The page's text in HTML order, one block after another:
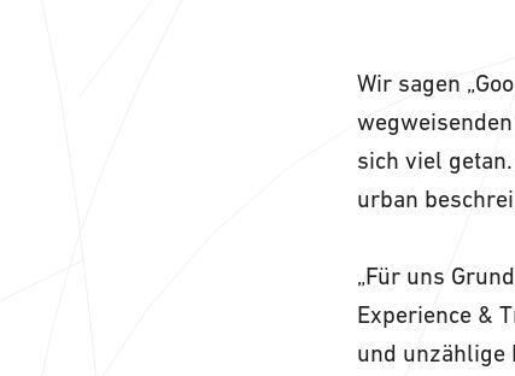
Wir sagen
sich viel
urban
„Für uns
Experience &
und unzählige